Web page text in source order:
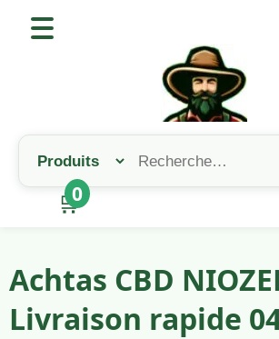
🛒
0
Achtas CBD
Livraison rapide